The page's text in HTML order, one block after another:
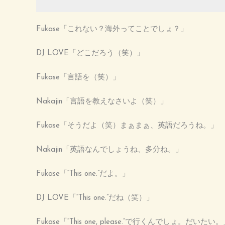
Fukase「これない？海外ってことでしょ？」
DJ LOVE「どこだろう（笑）」
Fukase「言語を（笑）」
Nakajin「言語を教えなさいよ（笑）」
Fukase「そうだよ（笑）まぁまぁ、英語だろうね。」
Nakajin「英語なんでしょうね、多分ね。」
Fukase「“This one.”だよ。」
DJ LOVE「“This one.”だね（笑）」
Fukase「“This one, please.”で行くんでしょ。だいたい。